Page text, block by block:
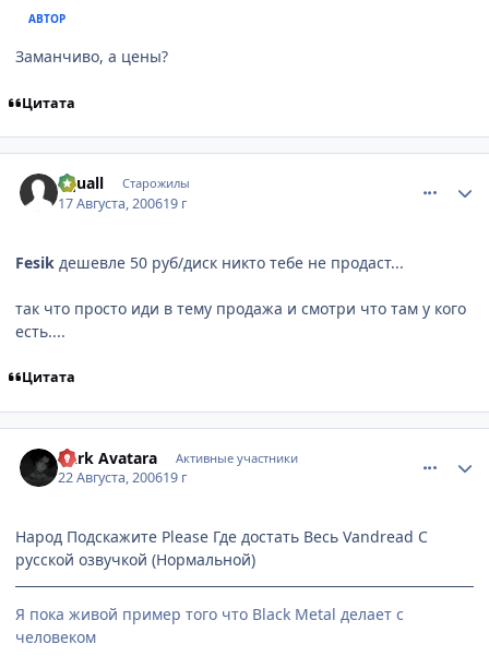
АВТОР
Заманчиво, а цены?
Цитата
Squall Старожилы
17 Августа, 200619 г
Fesik дешевле 50 руб/диск никто тебе не продаст...
так что просто иди в тему продажа и смотри что там у кого
есть....
Цитата
Dark Avatara Активные участники
22 Августа, 200619 г
Народ Подскажите Please Где достать Весь Vandread С
русской озвучкой (Нормальной)
Я пока живой пример того что Black Metal делает с
человеком